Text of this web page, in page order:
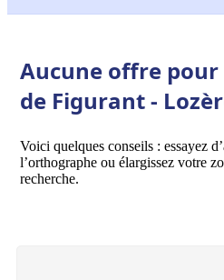
Aucune offre
de Figurant -
Voici quelques conseils : essayez
l’orthographe ou élargissez votre
recherche.